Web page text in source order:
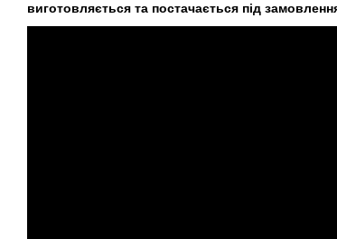
виготовляється та постачається під